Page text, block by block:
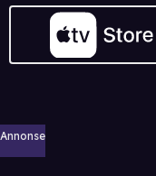
Annonse